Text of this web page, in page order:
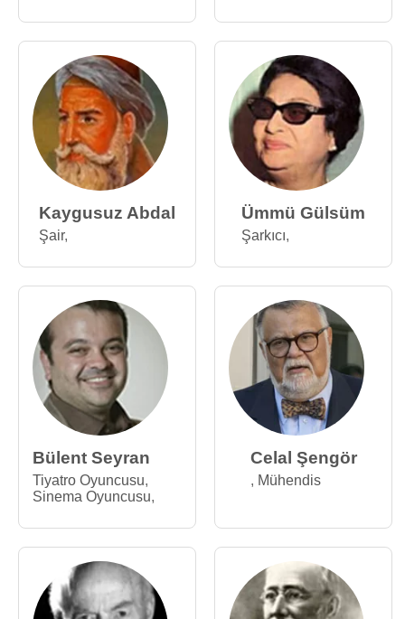
Kaygusuz Abdal
Şair,
Ümmü Gülsüm
Şarkıcı,
Bülent Seyran
Tiyatro Oyuncusu,
Sinema Oyuncusu,
Celal Şengör
, Mühendis